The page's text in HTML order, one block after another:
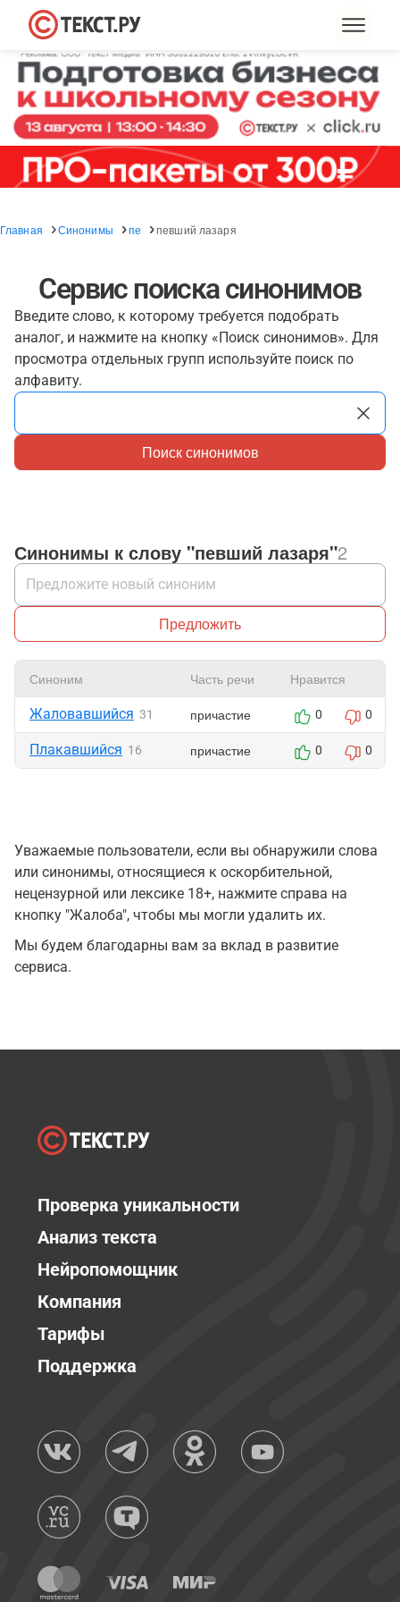
Главная Синонимы пе певший лазаря
Сервис поиска синонимов
Введите слово, к которому требуется подобрать
аналог, и нажмите на кнопку «Поиск синонимов». Для
просмотра отдельных групп используйте поиск по
алфавиту.
Поиск синонимов
Синонимы к слову "певший лазаря"2
Предложить
Синоним Часть речи Нравится
Жаловавшийся 31 причастие 0 0
Плакавшийся 16 причастие 0 0
Уважаемые пользователи, если вы обнаружили слова
или синонимы, относящиеся к оскорбительной,
нецензурной или лексике 18+, нажмите справа на
кнопку "Жалоба", чтобы мы могли удалить их.
Мы будем благодарны вам за вклад в развитие
сервиса.
Проверка уникальности
Анализ текста
Нейропомощник
Компания
Тарифы
Поддержка